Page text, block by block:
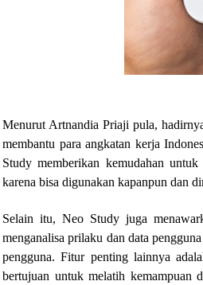
Menurut Artnandia Priaji pula,
membantu para angkatan kerja
Study memberikan kemudahan
karena bisa digunakan kapanpun dan
Selain itu, Neo Study juga
menganalisa prilaku dan data
pengguna. Fitur penting lainnya
bertujuan untuk melatih kemampuan